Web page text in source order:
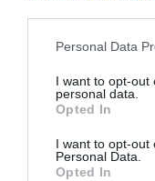
Please note that this
not limited to your
grant or deny
use your data for
consent section.
Personal Data
I want to opt-out
personal data.
Opted In
I want to opt-out
Personal Data.
Opted In